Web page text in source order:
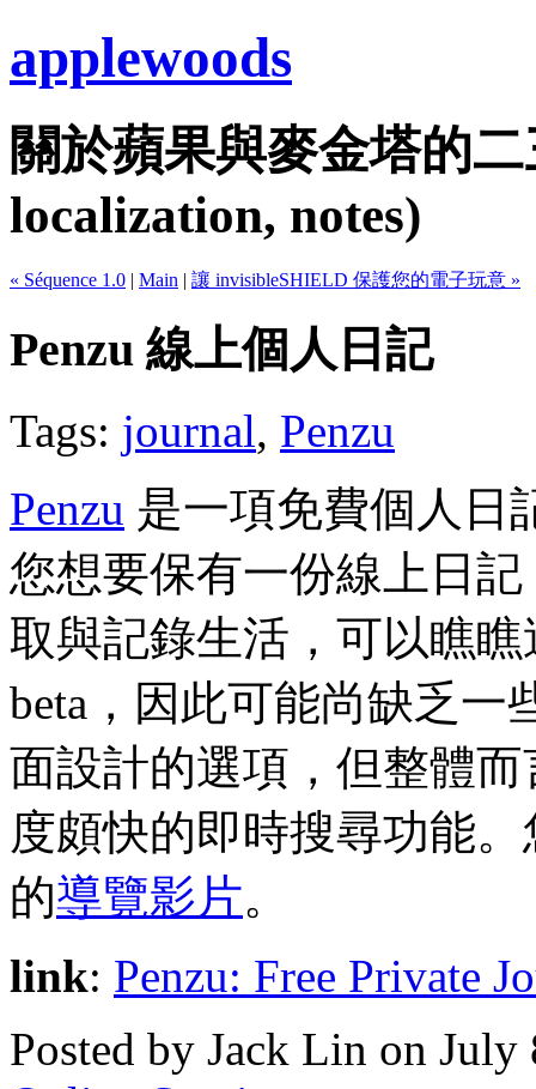
applewoods
關於蘋果與麥金塔的
localization, notes)
« Séquence 1.0 | Main | 讓 invisibleSHIELD 保護您的電子玩意 »
Penzu 線上個人日記
Tags: journal, Penzu
Penzu 是一項免費個人日
您想要保有一份線上日
取與記錄生活，可以瞧
beta，因此可能尚缺乏一
面設計的選項，但整體
度頗快的即時搜尋功能
的導覽影片。
link: Penzu: Free Private
Posted by Jack Lin on